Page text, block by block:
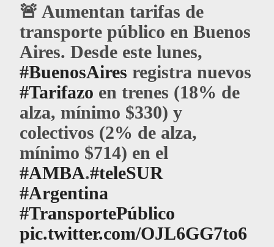
🚨 Aumentan tarifas de
transporte público en Buenos
Aires. Desde este lunes,
#BuenosAires registra nuevos
#Tarifazo en trenes (18% de
alza, mínimo $330) y
colectivos (2% de alza,
mínimo $714) en el
#AMBA.#teleSUR
#Argentina
#TransportePúblico
pic.twitter.com/OJL6GG7to6